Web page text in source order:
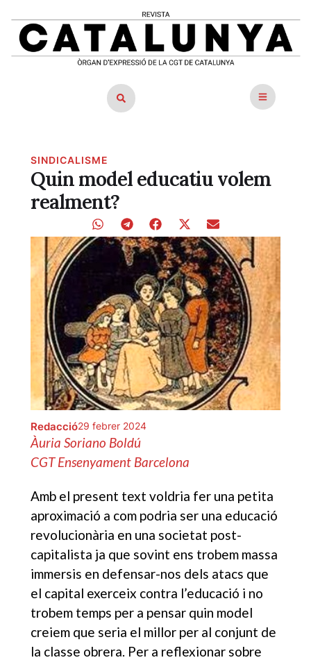
SINDICALISME
Quin model educatiu volem
realment?
Redacció29 febrer 2024
Àuria Soriano Boldú
CGT Ensenyament Barcelona
Amb el present text voldria fer una petita
aproximació a com podria ser una educació
revolucionària en una societat post-
capitalista ja que sovint ens trobem massa
immersis en defensar-nos dels atacs que
el capital exerceix contra l’educació i no
trobem temps per a pensar quin model
creiem que seria el millor per al conjunt de
la classe obrera. Per a reflexionar sobre